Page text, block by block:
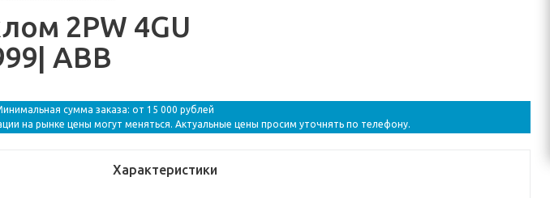
2PW 4GU
ABB
сумма заказа: от 15 000 рублей
на рынке цены могут меняться. Актуальные цены просим уточнять по телефону.
Характеристики